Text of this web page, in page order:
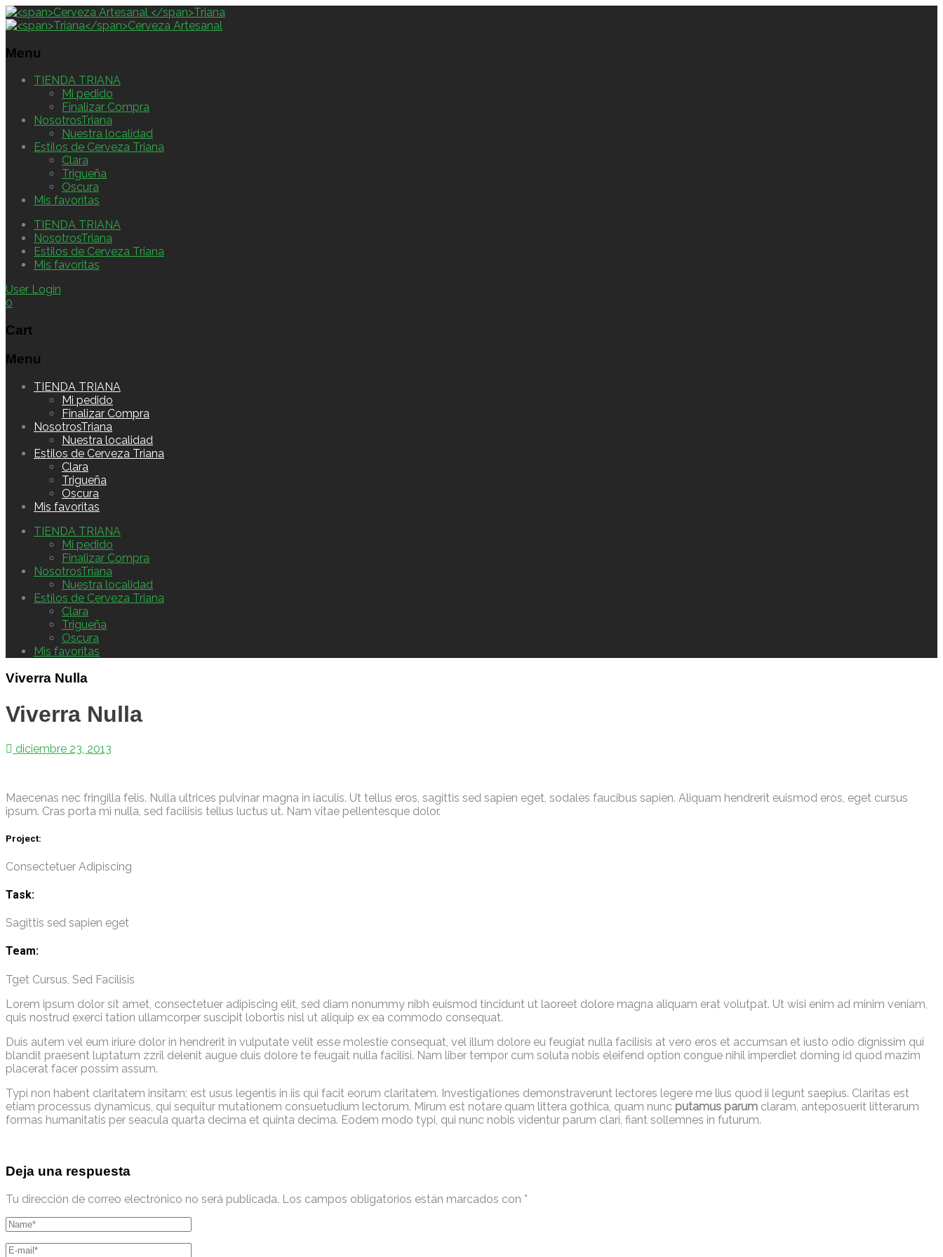
Menu
TIENDA TRIANA
Mi pedido
Finalizar Compra
NosotrosTriana
Nuestra localidad
Estilos de Cerveza Triana
Clara
Trigueña
Oscura
Mis favoritas
TIENDA TRIANA
NosotrosTriana
Estilos de Cerveza Triana
Mis favoritas
User Login
0
Cart
Menu
Skip
TIENDA TRIANA
Mi pedido
Finalizar Compra
NosotrosTriana
Nuestra localidad
Estilos de Cerveza Triana
Clara
Trigueña
Oscura
Mis favoritas
TIENDA TRIANA
Mi pedido
Finalizar Compra
NosotrosTriana
Nuestra localidad
Estilos de Cerveza Triana
Clara
Trigueña
Oscura
Mis favoritas
Viverra Nulla
Viverra Nulla
diciembre 23, 2013
Maecenas nec fringilla felis. Nulla ultrices pulvinar magna in iaculis. Ut tellus eros, sagittis sed sapien eget, sodales faucibus sapien. Aliquam hendrerit euismod eros, eget cursus
ipsum. Cras porta mi nulla, sed facilisis tellus luctus ut. Nam vitae pellentesque dolor.
Project:
Consectetuer Adipiscing
Task:
Sagittis sed sapien eget
Team:
Tget Cursus, Sed Facilisis
Lorem ipsum dolor sit amet, consectetuer adipiscing elit, sed diam nonummy nibh euismod tincidunt ut laoreet dolore magna aliquam erat volutpat. Ut wisi enim ad minim veniam,
quis nostrud exerci tation ullamcorper suscipit lobortis nisl ut aliquip ex ea commodo consequat.
Duis autem vel eum iriure dolor in hendrerit in vulputate velit esse molestie consequat, vel illum dolore eu feugiat nulla facilisis at vero eros et accumsan et iusto odio dignissim qui
blandit praesent luptatum zzril delenit augue duis dolore te feugait nulla facilisi. Nam liber tempor cum soluta nobis eleifend option congue nihil imperdiet doming id quod mazim
placerat facer possim assum.
Typi non habent claritatem insitam; est usus legentis in iis qui facit eorum claritatem. Investigationes demonstraverunt lectores legere me lius quod ii legunt saepius. Claritas est
etiam processus dynamicus, qui sequitur mutationem consuetudium lectorum. Mirum est notare quam littera gothica, quam nunc putamus parum claram, anteposuerit litterarum
formas humanitatis per seacula quarta decima et quinta decima. Eodem modo typi, qui nunc nobis videntur parum clari, fiant sollemnes in futurum.
Deja una respuesta
Tu dirección de correo electrónico no será publicada. Los campos obligatorios están marcados con *